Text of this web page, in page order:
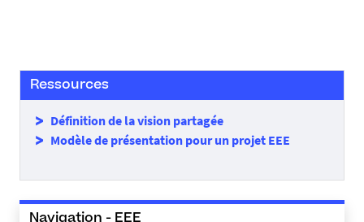
Ressources
Définition de la vision partagée
Modèle de présentation pour un projet EEE
Navigation - EEE